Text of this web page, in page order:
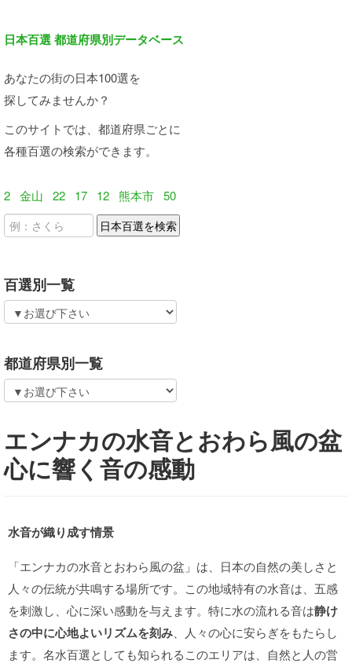
日本百選 都道府県別データベース
あなたの街の日本100選を
探してみませんか？
このサイトでは、都道府県ごとに
各種百選の検索ができます。
2 金山 22 17 12 熊本市 50
百選別一覧
都道府県別一覧
エンナカの水音とおわら風の盆
心に響く音の感動
水音が織り成す情景
「エンナカの水音とおわら風の盆」は、日本の自然の美しさと
人々の伝統が共鳴する場所です。この地域特有の水音は、五感
を刺激し、心に深い感動を与えます。特に水の流れる音は静け
さの中に心地よいリズムを刻み 、人々の心に安らぎをもたらし
ます。名水百選としても知られるこのエリアは、自然と人の営